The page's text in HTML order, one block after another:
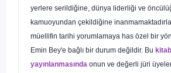
yerlere serildiğine, dünya liderliği ve
kamuoyundan çekildiğine
müellifin tarihi yorumlamaya has özel bir
Emin Bey'e bağlı bir durum değildir. Bu
yayınlanmasında onun ve değerli jüri